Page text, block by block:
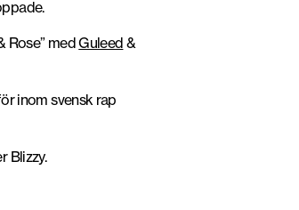
Rose” medGuleed &
inom svensk rap
Blizzy.